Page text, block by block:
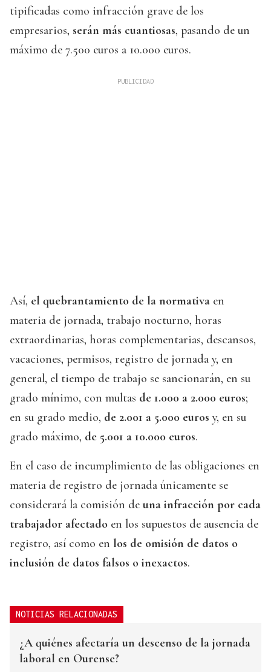
tipificadas como infracción grave de los
empresarios, serán más cuantiosas, pasando de un
máximo de 7.500 euros a 10.000 euros.
Así, el quebrantamiento de la normativa en
materia de jornada, trabajo nocturno, horas
extraordinarias, horas complementarias, descansos,
vacaciones, permisos, registro de jornada y, en
general, el tiempo de trabajo se sancionarán, en su
grado mínimo, con multas de 1.000 a 2.000 euros;
en su grado medio, de 2.001 a 5.000 euros y, en su
grado máximo, de 5.001 a 10.000 euros.
En el caso de incumplimiento de las obligaciones en
materia de registro de jornada únicamente se
considerará la comisión de una infracción por cada
trabajador afectado en los supuestos de ausencia de
registro, así como en los de omisión de datos o
inclusión de datos falsos o inexactos.
NOTICIAS RELACIONADAS
¿A quiénes afectaría un descenso de la jornada
laboral en Ourense?